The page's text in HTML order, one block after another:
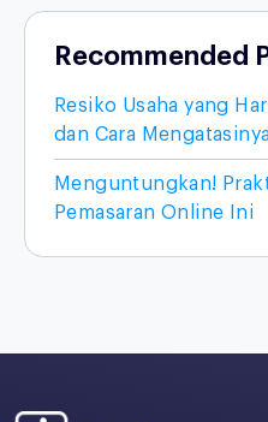
Recommended
Resiko Usaha yang
dan Cara
Menguntungkan!
Pemasaran Online Ini